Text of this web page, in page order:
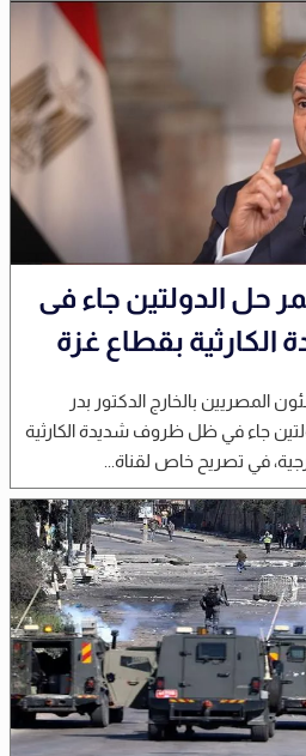
حل الدولتين جاء فى
بقطاع غزة
المصريين بالخارج الدكتور بدر
جاء في ظل ظروف شديدة الكارثية
في تصريح خاص لقناة...